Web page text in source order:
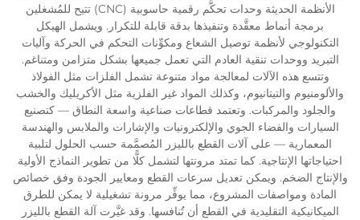
الأنظمة الحديثة وحدات تحكُّم رقمية حاسوبية (CNC) تتيح للمُشغلين
برمجة أنماط معقَّدة وتنفيذها بدقة قابلة للتكرار. ويشمل الهيكل
التكنولوجي لأنظمة توصيل الشعاع ومكوِّنات التحكم في الحركة وآليات
التبريد ووحدات تنقية العادم التي تعمل جميعها بشكل متزامن ومتناغم.
وتتسع هذه الآلات لمعالجة مواد متنوعة تشمل الفلزات مثل الفولاذ
والألومنيوم والتيتانيوم، وكذلك المواد غير الفلزية مثل الأكريليك والخشب
والجلود والمركبات. وتعتمد قطاعات صناعية واسعة النطاق — كتصنيع
السيارات والفضاء الجوي والإلكترونيات والإشارات والملابس والهندسة
المعمارية — على آلات القطع بالليزر المُصمَّمة حسب الحلول لتلبية
احتياجاتها الإنتاجية. كما تمتد مرونتها لتشمل كلًّا من تطوير النماذج الأولية
والإنتاج الضخم. ويمكن تعديل سرعات القطع ومعايير الجودة وفق خصائص
المادة ومواصفات المشروع، مما يوفِّر مرونة تشغيلية لا يمكن للطرق
الميكانيكية التقليدية في القطع أن تُنافسها. وقد غيَّرت آلة القطع بالليزر